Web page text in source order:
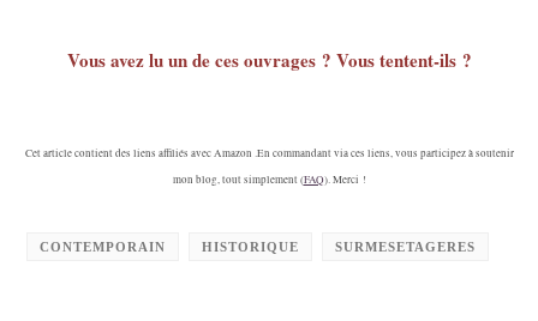
Vous avez lu un de ces ouvrages ? Vous tentent-ils ?
Cet article contient des liens affiliés avec Amazon .En commandant via ces liens, vous participez à soutenir
mon blog, tout simplement (FAQ). Merci !
CONTEMPORAIN HISTORIQUE SURMESETAGERES